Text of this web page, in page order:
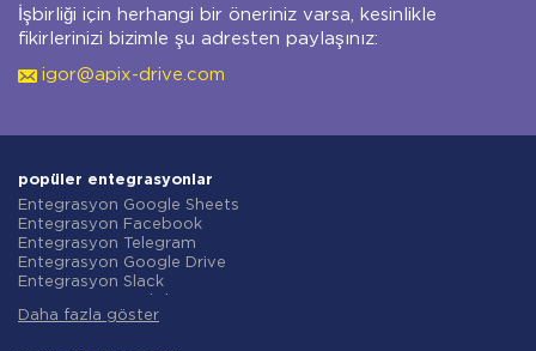
İşbirliği için herhangi bir öneriniz varsa, kesinlikle
fikirlerinizi bizimle şu adresten paylaşınız:
igor@apix-drive.com
popüler entegrasyonlar
Entegrasyon Google Sheets
Entegrasyon Facebook
Entegrasyon Telegram
Entegrasyon Google Drive
Entegrasyon Slack
Entegrasyon Gmail
Daha fazla göster